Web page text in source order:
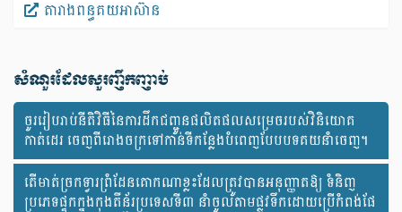
តារាងពន្ធគយអាស៊ាន
សំណួរ​ដែល​សួរ​ញឹកញាប់
ចូររៀបរាប់នីតិវិធីនៃការដឹកជញ្ជូនផលិតផលសម្រេចរបស់វិនិយោគ
កាត់ដេរ ចេញពីរោងចក្រទៅកាន់ទីកន្លែងបំពេញបែបបទគយនាំចេញ។
តើមាត់ច្រកទ្វារព្រំដែនគោកណាខ្លះដែលត្រូវបានអនុញ្ញាតឱ្យ ទំនិញ
ប្រភេទផ្ទុកក្នុងកុងតឺន័រប្រទេសទី៣ នាំចូលតាមផ្លូវទឹកដោយប្រើកំពង់ផែ